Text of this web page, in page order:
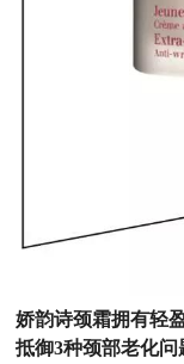
娇韵诗颈霜拥有轻
抵御3种颈部老化问